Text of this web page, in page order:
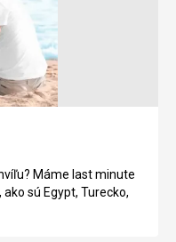
Máme last minute
sú Egypt, Turecko,